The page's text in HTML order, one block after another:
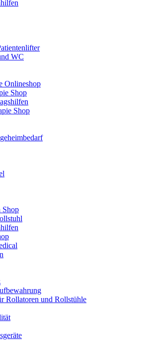
WC
Onlineshop
Shop
Shop
Shop
Rollatoren und Rollstühle